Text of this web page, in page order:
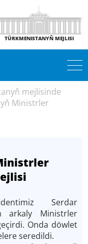
TÜRKMENISTANYŇ MEJLISI
mejlisinde
Ministrler
Serdar
arkaly Ministrler
Onda döwlet
seredildi.